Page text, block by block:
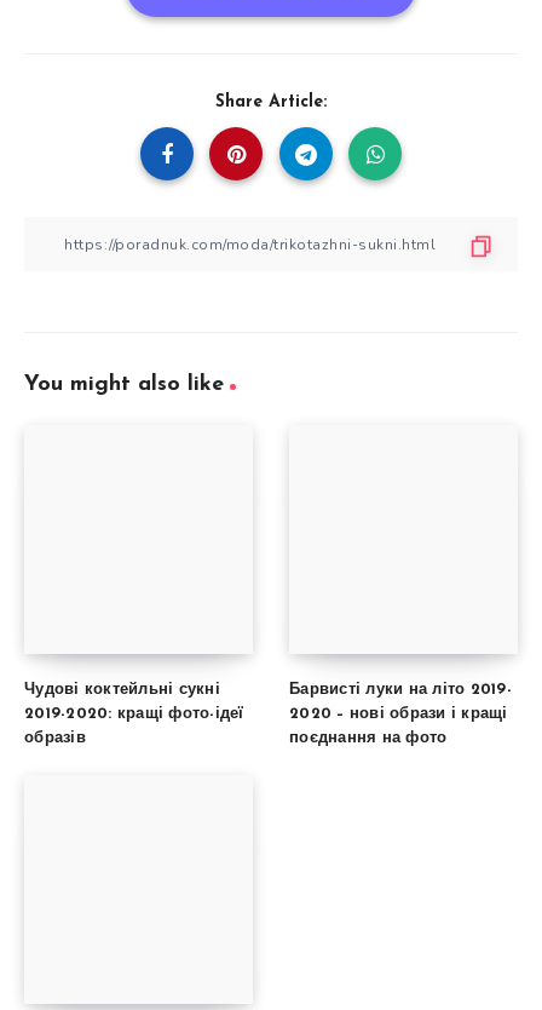
Share Article:
You might also like
Чудові коктейльні сукні
2019-2020: кращі фото-ідеї
образів
Барвисті луки на літо 2019-
2020 – нові образи і кращі
поєднання на фото